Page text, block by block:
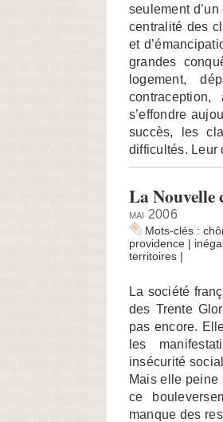
seulement
centralité des
et
grandes
logement,
s’effondre
succès, les
difficultés. Leur
La Nouvelle
mai 2006
Mots-clés :
providence |
territoires |
La société
des Trente
pas encore.
les
insécurité
Mais elle peine
ce
manque des